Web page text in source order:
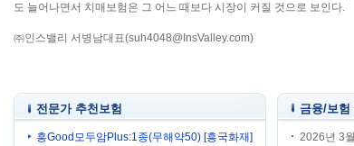
도 늘어나면서 치매보험은 그 어느 때보다 시장이 커질 것으로 보인다.
㈜인스밸리 서병남대표(suh4048@InsValley.com)
전문가 추천보험
흥Good모두암Plus:1종(무해약50) [흥국화재]
금융/보험
2026년 3